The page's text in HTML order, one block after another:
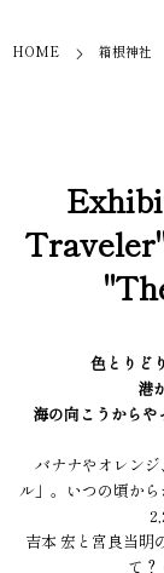
HOME 箱根神社
色とりど
港
海の向こうから
バナナやオレン
ル」。いつの頃か
吉本 宏と宮良当明
て？